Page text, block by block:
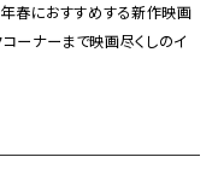
春におすすめする新作映画
ーナーまで映画尽くしのイ